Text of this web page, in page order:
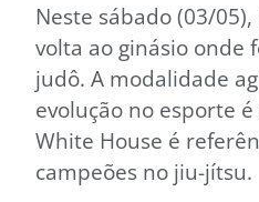
Neste sábado (03/
volta ao ginásio onde
judô. A modalidade
evolução no esporte
White House é
campeões no jiu-jítsu.